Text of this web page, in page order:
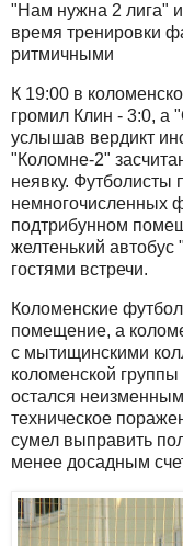
"Нам нужна 2 лига"
время тренировки
ритмичными
К 19:00 в
громил Клин - 3:0, а
услышав вердикт
"Коломне-2"
неявку. Футболисты
немногочисленных
подтрибунном
желтенький
гостями встречи.
Коломенские
помещение, а
с мытищинскими
коломенской
остался
техническое
сумел выправить
менее досадным